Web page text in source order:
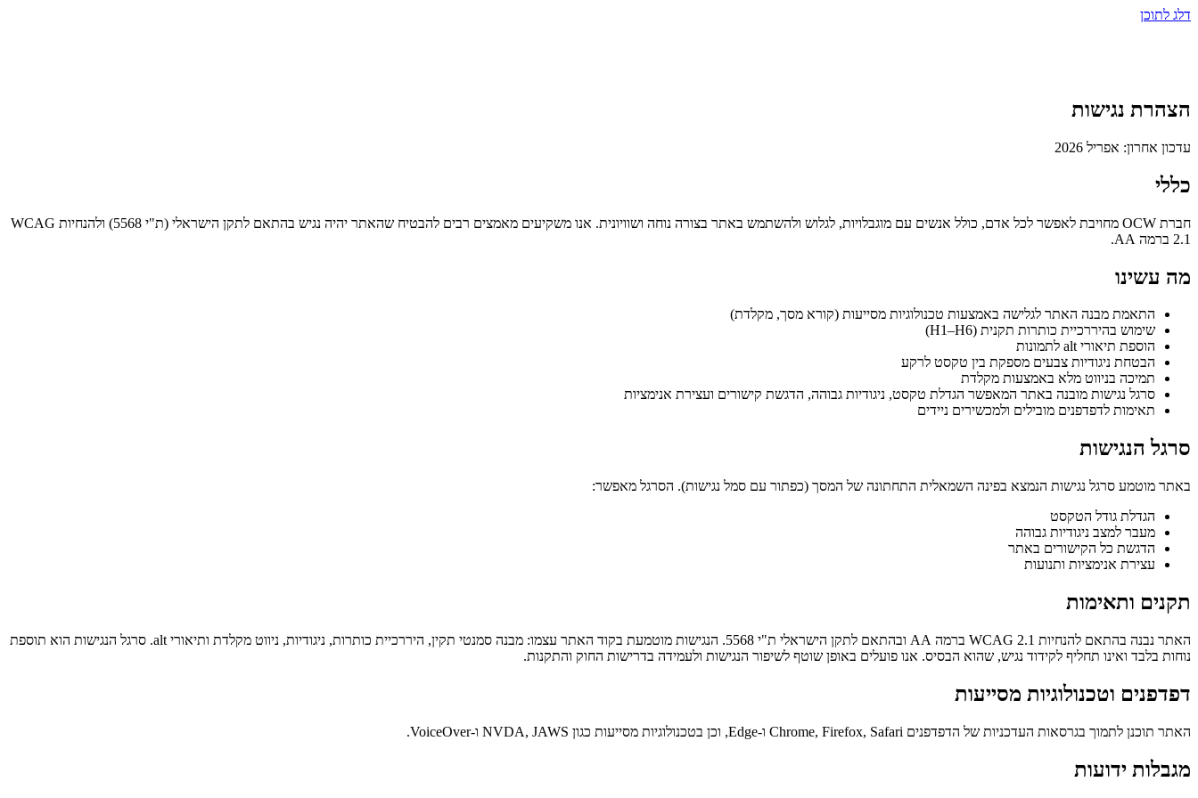
דלג לתוכן
הצהרת נגישות
עדכון אחרון: אפריל 2026
כללי
חברת OCW מחויבת לאפשר לכל אדם, כולל אנשים עם מוגבלויות, לגלוש ולהשתמש באתר בצורה נוחה ושוויונית. אנו משקיעים מאמצים רבים להבטיח שהאתר יהיה נגיש בהתאם לתקן הישראלי (ת"י 5568) ולהנחיות WCAG
2.1 ברמה AA.
מה עשינו
התאמת מבנה האתר לגלישה באמצעות טכנולוגיות מסייעות (קורא מסך, מקלדת)
שימוש בהיררכיית כותרות תקנית (H1–H6)
הוספת תיאורי alt לתמונות
הבטחת ניגודיות צבעים מספקת בין טקסט לרקע
תמיכה בניווט מלא באמצעות מקלדת
סרגל נגישות מובנה באתר המאפשר הגדלת טקסט, ניגודיות גבוהה, הדגשת קישורים ועצירת אנימציות
תאימות לדפדפנים מובילים ולמכשירים ניידים
סרגל הנגישות
באתר מוטמע סרגל נגישות הנמצא בפינה השמאלית התחתונה של המסך (כפתור עם סמל נגישות). הסרגל מאפשר:
הגדלת גודל הטקסט
מעבר למצב ניגודיות גבוהה
הדגשת כל הקישורים באתר
עצירת אנימציות ותנועות
תקנים ותאימות
האתר נבנה בהתאם להנחיות WCAG 2.1 ברמה AA ובהתאם לתקן הישראלי ת"י 5568. הנגישות מוטמעת בקוד האתר עצמו: מבנה סמנטי תקין, היררכיית כותרות, ניגודיות, ניווט מקלדת ותיאורי alt. סרגל הנגישות הוא תוספת
נוחות בלבד ואינו תחליף לקידוד נגיש, שהוא הבסיס. אנו פועלים באופן שוטף לשיפור הנגישות ולעמידה בדרישות החוק והתקנות.
דפדפנים וטכנולוגיות מסייעות
האתר תוכנן לתמוך בגרסאות העדכניות של הדפדפנים Chrome, Firefox, Safari ו-Edge, וכן בטכנולוגיות מסייעות כגון NVDA, JAWS ו-VoiceOver.
מגבלות ידועות